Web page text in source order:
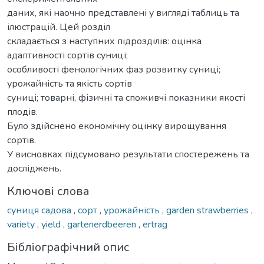
даних, які наочно представлені у вигляді таблиць та
ілюстрацій. Цей розділ
складається з наступних підрозділів: оцінка
адаптивності сортів суниці;
особливості фенологічних фаз розвитку суниці;
урожайність та якість сортів
суниці; товарні, фізичні та споживчі показники якості
плодів.
Було здійснено економічну оцінку вирощування
сортів.
У висновках підсумовано результати спостережень та
досліджень.
Ключові слова
суниця садова , сорт, урожайність , garden strawberries ,
variety, yield , gartenerdbeeren , ertrag
Бібліографічний опис